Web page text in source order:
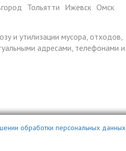
Тольятти Ижевск Омск
и утилизации мусора, отходов,
адресами, телефонами и
обработки персональных данных